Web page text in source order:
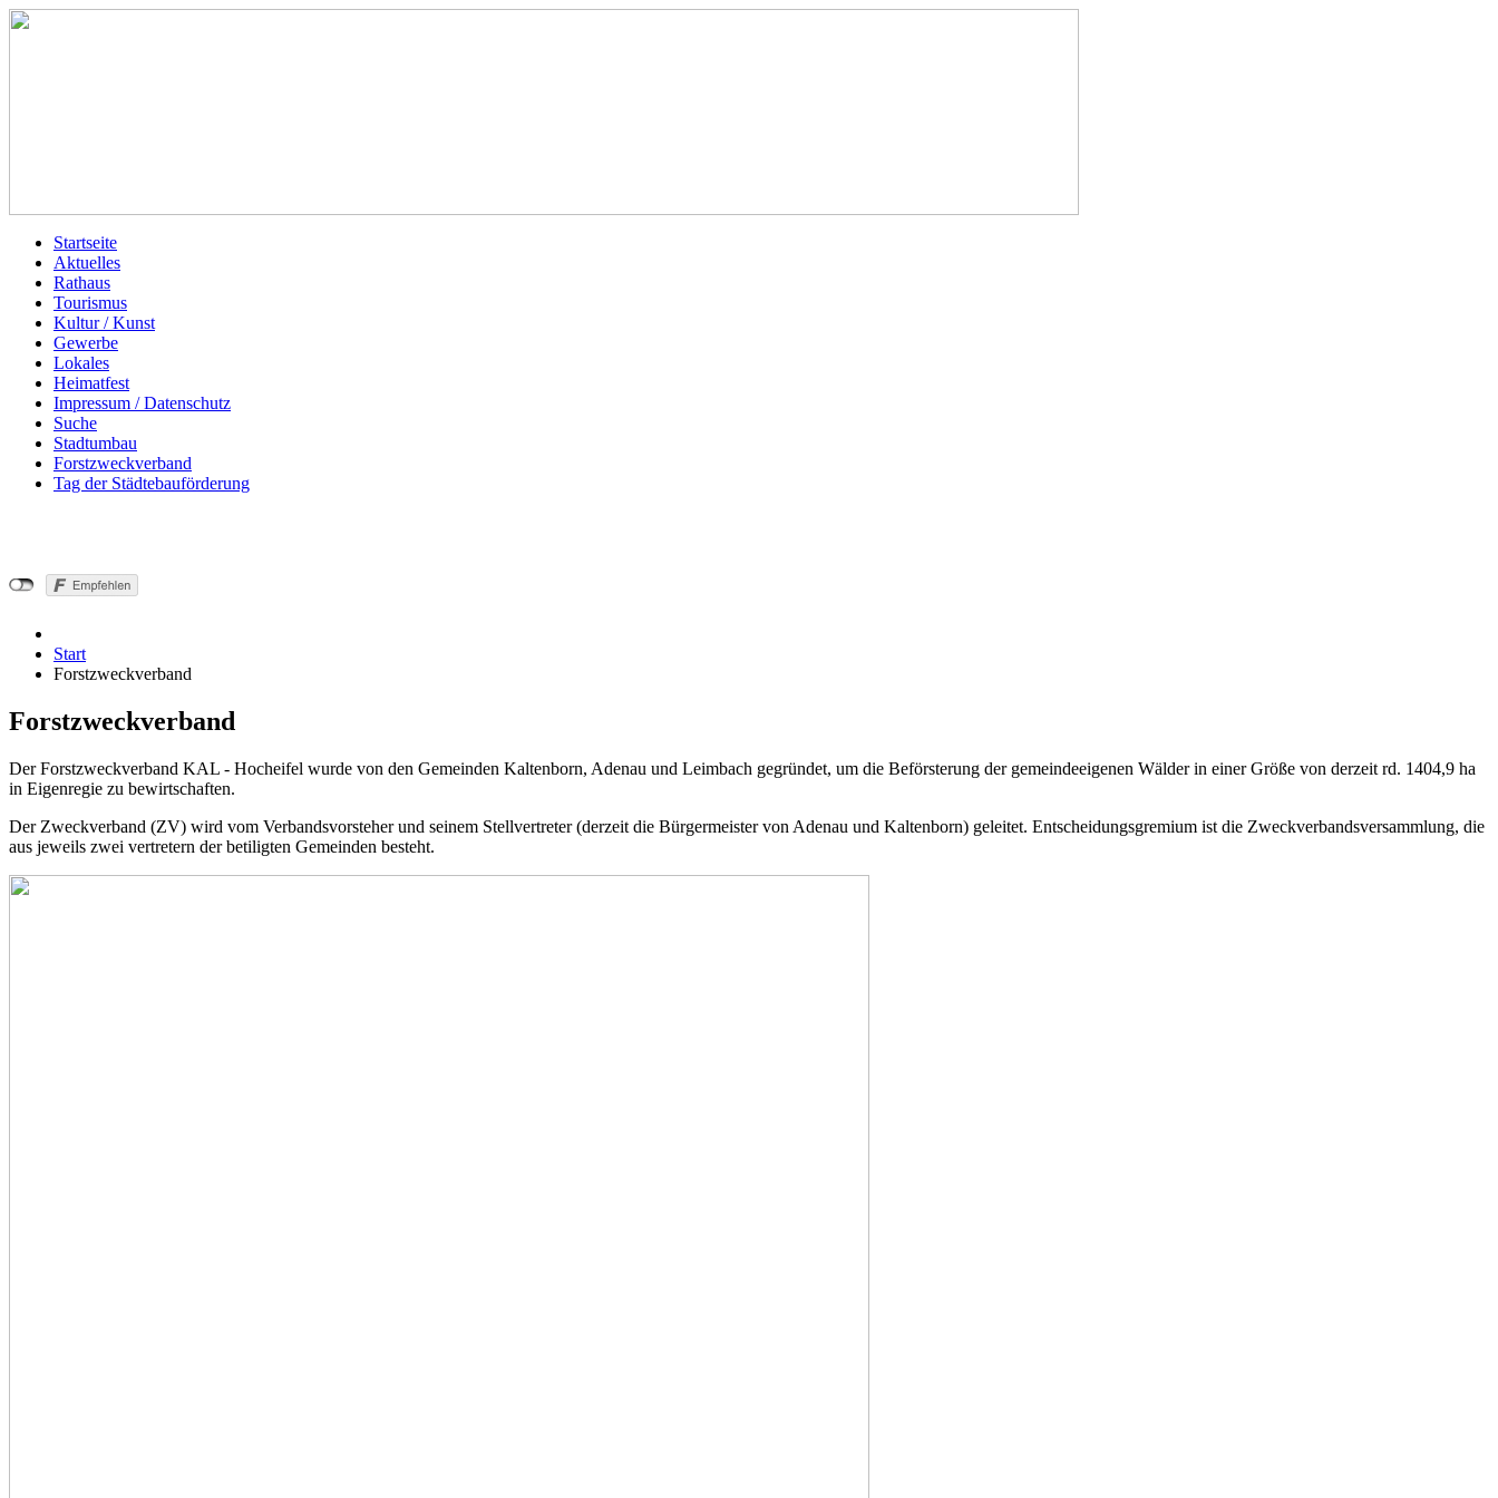
Startseite
Aktuelles
Rathaus
Tourismus
Kultur / Kunst
Gewerbe
Lokales
Heimatfest
Impressum / Datenschutz
Suche
Stadtumbau
Forstzweckverband
Tag der Städtebauförderung
Start
Forstzweckverband
Forstzweckverband
Der Forstzweckverband KAL - Hocheifel wurde von den Gemeinden Kaltenborn, Adenau und Leimbach gegründet, um die Beförsterung der gemeindeeigenen Wälder in einer Größe von derzeit rd. 1404,9 ha
in Eigenregie zu bewirtschaften.
Der Zweckverband (ZV) wird vom Verbandsvorsteher und seinem Stellvertreter (derzeit die Bürgermeister von Adenau und Kaltenborn) geleitet. Entscheidungsgremium ist die Zweckverbandsversammlung, die
aus jeweils zwei vertretern der betiligten Gemeinden besteht.